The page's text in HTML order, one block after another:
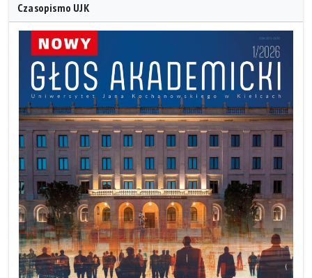
Czasopismo UJK